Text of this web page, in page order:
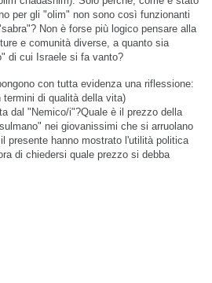
per gli "olim" non sono così funzionanti
Non è forse più logico pensare alla
e comunità diverse, a quanto sia
di cui Israele si fa vanto?
con tutta evidenza una riflessione:
di qualità della vita)
dal "Nemico/i"?Quale è il prezzo della
nei giovanissimi che si arruolano
presente hanno mostrato l'utilità politica
di chiedersi quale prezzo si debba